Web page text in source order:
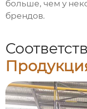
больше, чем у
брендов.